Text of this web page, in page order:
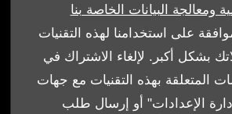
البيانات الخاصة بنا
على استخدامنا لهذه التقنيات
بشكل أكبر. لإلغاء الاشتراك في
المتعلقة بهذه التقنيات مع جهات
الإعدادات" أو إرسال طلب
© شركة إبراهيم الجفالي و اخوانه للسيارات 2026. كل الحقوق
محفوظة
الشروط والأحكام
سياسة ملفات الارتباط